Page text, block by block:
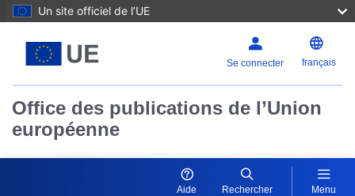
Un site officiel de l’UE
Se connecter français
Office des publications de l’Union
européenne
Aide Rechercher Menu